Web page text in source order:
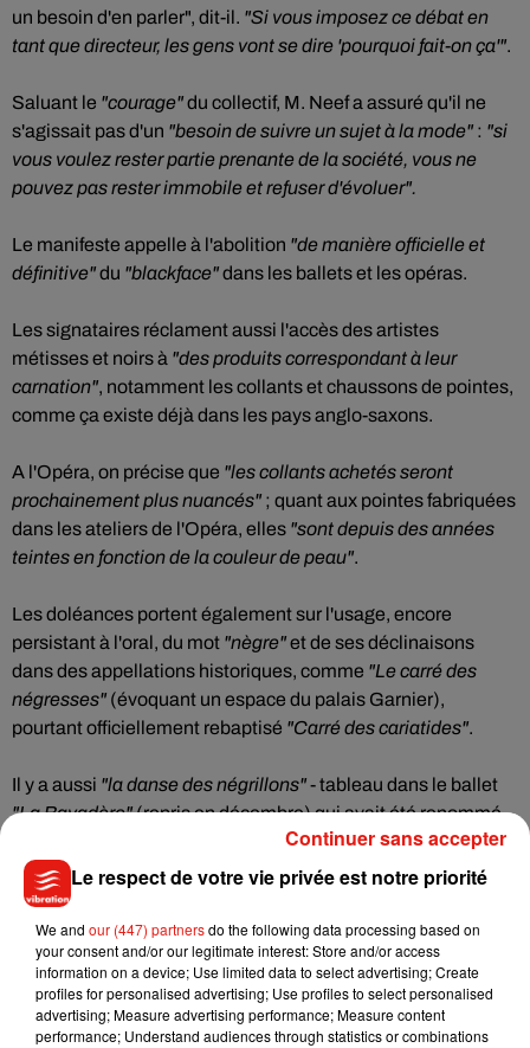
un besoin d'en parler", dit-il. "Si vous imposez ce débat en
tant que directeur, les gens vont se dire 'pourquoi fait-on ça'".
Saluant le "courage"du collectif, M. Neef a assuré qu'il ne
s'agissait pas d'un "besoin de suivre un sujet à la mode" : "si
vous voulez rester partie prenante de la société, vous ne
pouvez pas rester immobile et refuser d'évoluer".
Le manifeste appelle à l'abolition "de manière officielle et
définitive"du "blackface"dans les ballets et les opéras.
Les signataires réclament aussi l'accès des artistes
métisses et noirs à "des produits correspondant à leur
carnation", notamment les collants et chaussons de pointes,
comme ça existe déjà dans les pays anglo-saxons.
A l'Opéra, on précise que "les collants achetés seront
prochainement plus nuancés" ; quant aux pointes fabriquées
dans les ateliers de l'Opéra, elles "sont depuis des années
teintes en fonction de la couleur de peau".
Les doléances portent également sur l'usage, encore
persistant à l'oral, du mot "nègre"et de ses déclinaisons
dans des appellations historiques, comme "Le carré des
négresses" (évoquant un espace du palais Garnier),
pourtant officiellement rebaptisé "Carré des cariatides".
Il y a aussi "la danse des négrillons"- tableau dans le ballet
"La Bayadère"(repris en décembre) qui avait été renommé
par Benjamin Millepied, ex-directeur
du Ballet.
Le manifeste veut aussi que les propos relevant du racisme
ordinaire puissent être signalés, précisant par ailleurs que
"les artistes issus de la diversité"sont encore"relativement
peu nombreux"au sein de la maison, qui compte quelques
danseurs asiatiques.
Le respect de votre vie privée est notre priorité
We and our (447) partnersdo the following data processing based on
your consent and/or our legitimate interest: Store and/or access
information on a device; Use limited data to select advertising; Create
profiles for personalised advertising; Use profiles to select personalised
advertising; Measure advertising performance; Measure content
performance; Understand audiences through statistics or combinations
Continuer sans accepter